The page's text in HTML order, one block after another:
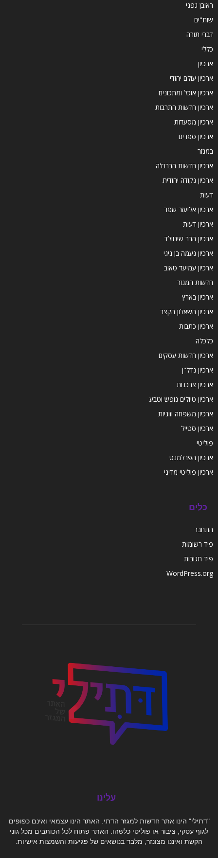
ראובן גפני
שות"ים
דברי תורה
כללי
ארכיון
ארכיון עולם יהודי
ארכיון אוכל ומתכונים
ארכיון חדשות התרבות
ארכיון מסעדות
ארכיון ספרים
במגזר
ארכיון חדשות הברנז'ה
ארכיון נקודה יהודית
דעות
ארכיון אליעזר שפר
ארכיון דעות
ארכיון הרב שינוולד
ארכיון נעמה בן גיגי
ארכיון עמיעד טאוב
חדשות המגזר
ארכיון בארץ
ארכיון השאלון הקצר
ארכיון כתבות
כלכלה
ארכיון חדשות עסקים
ארכיון נדל''ן
ארכיון צרכנות
ארכיון טיולים נופש וטבע
ארכיון משפחה וזוגיות
ארכיון סטייל
פוליטי
ארכיון הפרלמנט
ארכיון פוליטי מדיני
כלים
התחבר
פיד רשומות
פיד תגובות
WordPress.org
עלינו
"דתילי" הינו אתר חדשות למגזר הדתי. האתר הינו עצמאי ואינם כפופים
לגוף עסקי, ציבור או פוליטי כלשהו. האתר פתוח לכל הכותבים מכל גוני
הקשת ואיננו מצונזר, מלבד בנושאים של פגיעות והשמצות אישיות.